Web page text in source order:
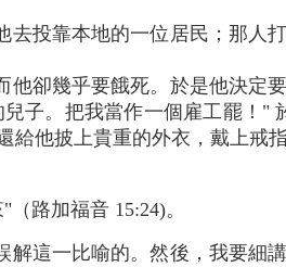
投靠本地的一位居民；那人
卻幾乎要餓死。於是他決定
子。把我當作一個雇工罷！"
給他披上貴重的外衣，戴上戒
路加福音 15:24)。
這一比喻的。然後，我要細